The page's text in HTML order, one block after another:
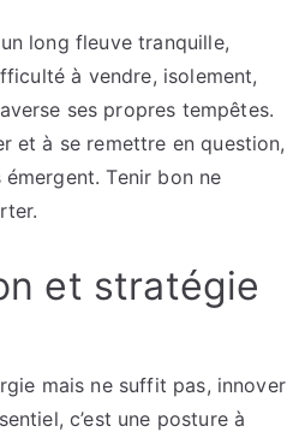
long fleuve tranquille,
à vendre, isolement,
ses propres tempêtes.
et à se remettre en question,
Tenir bon ne
et stratégie
mais ne suffit pas, innover
c’est une posture à